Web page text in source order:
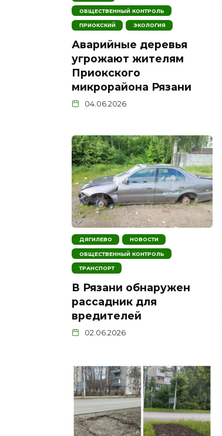
ОБЩЕСТВЕННЫЙ КОНТРОЛЬ
ПРИОКСКИЙ ЭКОЛОГИЯ
Аварийные деревья
угрожают жителям
Приокского
микрорайона Рязани
04.06.2026
ДЯГИЛЕВО НОВОСТИ
ОБЩЕСТВЕННЫЙ КОНТРОЛЬ
ТРАНСПОРТ
В Рязани обнаружен
рассадник для
вредителей
02.06.2026